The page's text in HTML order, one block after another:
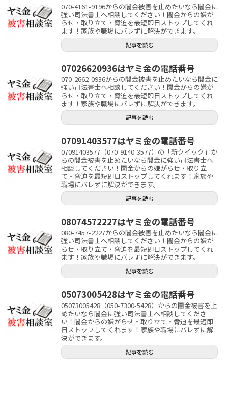
070-4161-9196からの闇金被害を止めたいなら闇金に
強い司法書士へ相談してください！闇金からの嫌が
らせ・取り立て・脅迫を最短即日ストップしてくれ
ます！家族や職場にバレずに解決ができます。
記事を読む
07026620936はヤミ金の電話番号
070-2662-0936からの闇金被害を止めたいなら闇金に
強い司法書士へ相談してください！闇金からの嫌が
らせ・取り立て・脅迫を最短即日ストップしてくれ
ます！家族や職場にバレずに解決ができます。
記事を読む
07091403577はヤミ金の電話番号
07091403577（070-9140-3577）の「新クイック」か
らの闇金被害を止めたいなら闇金に強い司法書士へ
相談してください！闇金からの嫌がらせ・取り立
て・脅迫を最短即日ストップしてくれます！家族や
職場にバレずに解決ができます。
記事を読む
08074572227はヤミ金の電話番号
080-7457-2227からの闇金被害を止めたいなら闇金に
強い司法書士へ相談してください！闇金からの嫌が
らせ・取り立て・脅迫を最短即日ストップしてくれ
ます！家族や職場にバレずに解決ができます。
記事を読む
05073005428はヤミ金の電話番号
05073005428（050-7300-5428）からの闇金被害を止
めたいなら闇金に強い司法書士へ相談してくださ
い！闇金からの嫌がらせ・取り立て・脅迫を最短即
日ストップしてくれます！家族や職場にバレずに解
決ができます。
記事を読む